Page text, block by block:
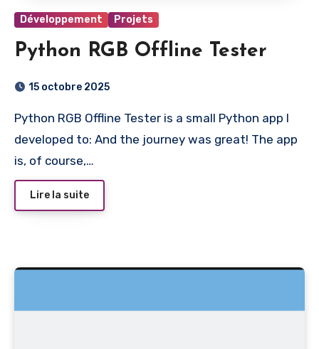
Développement Projets
Python RGB Offline Tester
15 octobre 2025
Python RGB Offline Tester is a small Python app I
developed to: And the journey was great! The app
is, of course,…
Lire la suite